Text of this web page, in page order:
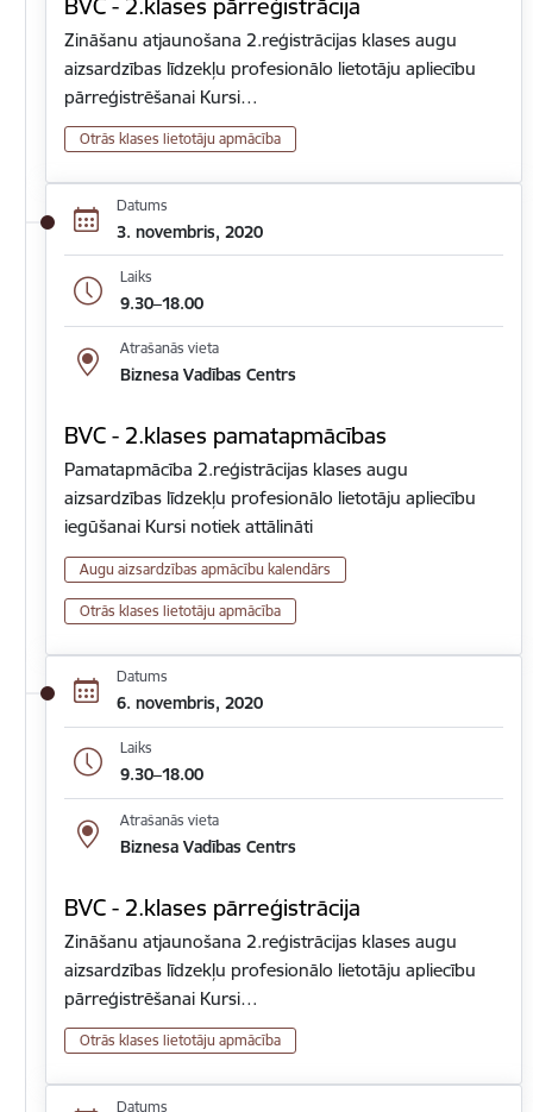
BVC - 2.klases pārreģistrācija
Zināšanu atjaunošana 2.reģistrācijas klases augu
aizsardzības līdzekļu profesionālo lietotāju apliecību
pārreģistrēšanai Kursi…
Otrās klases lietotāju apmācība
Datums
3. novembris, 2020
Laiks
9.30–18.00
Atrašanās vieta
Biznesa Vadības Centrs
BVC - 2.klases pamatapmācības
Pamatapmācība 2.reģistrācijas klases augu
aizsardzības līdzekļu profesionālo lietotāju apliecību
iegūšanai Kursi notiek attālināti
Augu aizsardzības apmācību kalendārs
Otrās klases lietotāju apmācība
Datums
6. novembris, 2020
Laiks
9.30–18.00
Atrašanās vieta
Biznesa Vadības Centrs
BVC - 2.klases pārreģistrācija
Zināšanu atjaunošana 2.reģistrācijas klases augu
aizsardzības līdzekļu profesionālo lietotāju apliecību
pārreģistrēšanai Kursi…
Otrās klases lietotāju apmācība
Datums